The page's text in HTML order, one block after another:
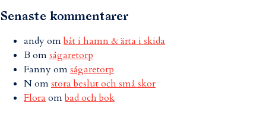
Senaste kommentarer
andyombåt i hamn & ärta i skida
B omsågaretorp
Fannyomsågaretorp
Nomstora beslut och små skor
Flora ombad och bok